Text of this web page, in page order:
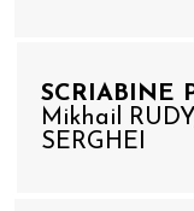
SCRIABINE
Mikhail
SERGHEI